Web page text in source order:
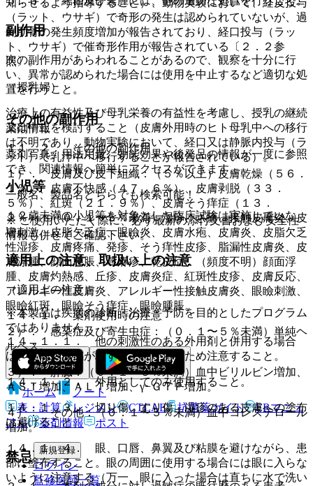
（ラット、ウサギ）で奇形の発生は認められていないが、過
剰肋骨の発生頻度増加が報告されており、経口投与（ラッ
ト、ウサギ）で催奇形作用が報告されている〔２．２参
照〕。
（授乳婦）
治療上の有益性及び母乳栄養の有益性を考慮し、授乳の継続
又は中止を検討すること（皮膚外用時のヒト母乳中への移行
は不明であり、動物実験において、経口又は静脈内投与（ラ
ット）で乳汁中へ移行することが報告されている）。
小児等
１２歳未満の小児等を対象とした臨床試験は実施していな
い。
適用上の注意、取扱い上の注意
（適用上の注意）
１４．１． 薬剤使用時の注意
１４．１．１． 他の刺激性のある外用剤と併用する場合
は、皮膚刺激感が増すおそれがあるため注意すること。
１４．１．２． 外用としてのみ使用すること。
１４．１．３． 切り傷、すり傷、湿疹のある皮膚への塗布
は避けること。
１４．１．４． 眼、口唇、鼻翼及び粘膜を避けながら、患
部に塗布すること。眼の周囲に使用する場合には眼に入らな
いように注意する（万一、眼に入った場合は直ちに水で洗い
副作用
次の副作用があらわれることがあるので、観察を十分に行
い、異常が認められた場合には使用を中止するなど適切な処
置を行うこと。
その他の副作用
１１．２． その他の副作用
１）． 皮膚及び皮下組織：（５％以上）皮膚乾燥（５６．
１％）、皮膚不快感（４７．６％）、皮膚剥脱（３３．
５％）、紅斑（２１．９％）、皮膚そう痒症（１３．
２％）、（０．１〜５％未満）湿疹、ざ瘡、接触皮膚炎、皮
膚刺激、皮脂欠乏症、眼瞼炎、皮膚水疱、皮膚炎、皮脂欠乏
性湿疹、皮膚疼痛、発疹、そう痒性皮疹、脂漏性皮膚炎、皮
膚浮腫、顔面腫脹、蕁麻疹、乾皮症、（頻度不明）顔面浮
腫、皮膚灼熱感、丘疹、皮膚炎症、紅斑性皮疹、皮膚反応、
アレルギー性皮膚炎、アレルギー性接触皮膚炎、眼瞼刺激、
眼瞼紅斑、眼瞼そう痒症、眼瞼腫脹。
２）． 感染症及び寄生虫症：（０．１〜５％未満）単純ヘ
ルペス。
３）． 肝臓：（０．１〜５％未満）血中ビリルビン増加、
ＡＳＴ増加、ＡＬＴ増加、γ−ＧＴＰ増加。
４）． その他：（０．１〜５％未満）血中コレステロール
増加。
禁忌
薬剤情報
薬剤写真、用法用量、効能効果や後発品の情報が一度に参照
でき、関連情報へ簡単にアクセスができます。
一般名、製品名どちらでも検索可能！
※ ご使用いただく際に、必ず最新の添付文書および安全性
情報も併せてご確認下さい。
※本製品は疾病の診断・治療・予防を目的としたプログラム
ではありません。
ホーム
ノート
表・計算
レジメン CTCAE 抗菌薬ガイド
ERマニュ
アル
薬剤情報 ポスト
新規登録
ログイン
監修医師一覧